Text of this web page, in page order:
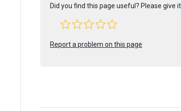
Did you find this page useful? Please give
Report a problem on this page